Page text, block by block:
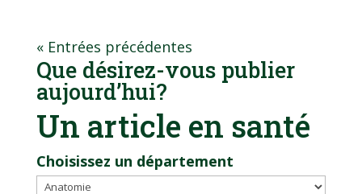
« Entrées précédentes
Que désirez-vous publier
aujourd’hui?
Un article en santé
Choisissez un département